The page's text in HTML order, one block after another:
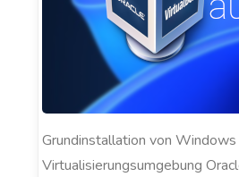
Grundinstallation von
Virtualisierungsumgebung